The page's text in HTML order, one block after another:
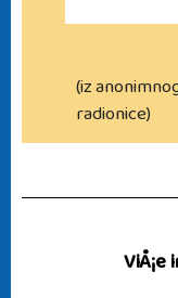
(iz
radionice)